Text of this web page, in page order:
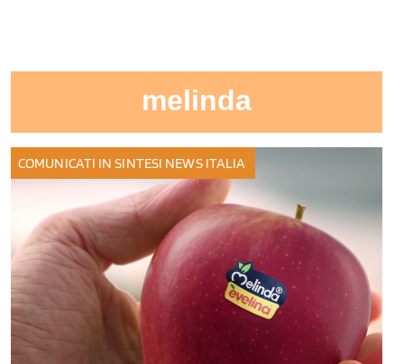
melinda
COMUNICATI IN SINTESI NEWS ITALIA